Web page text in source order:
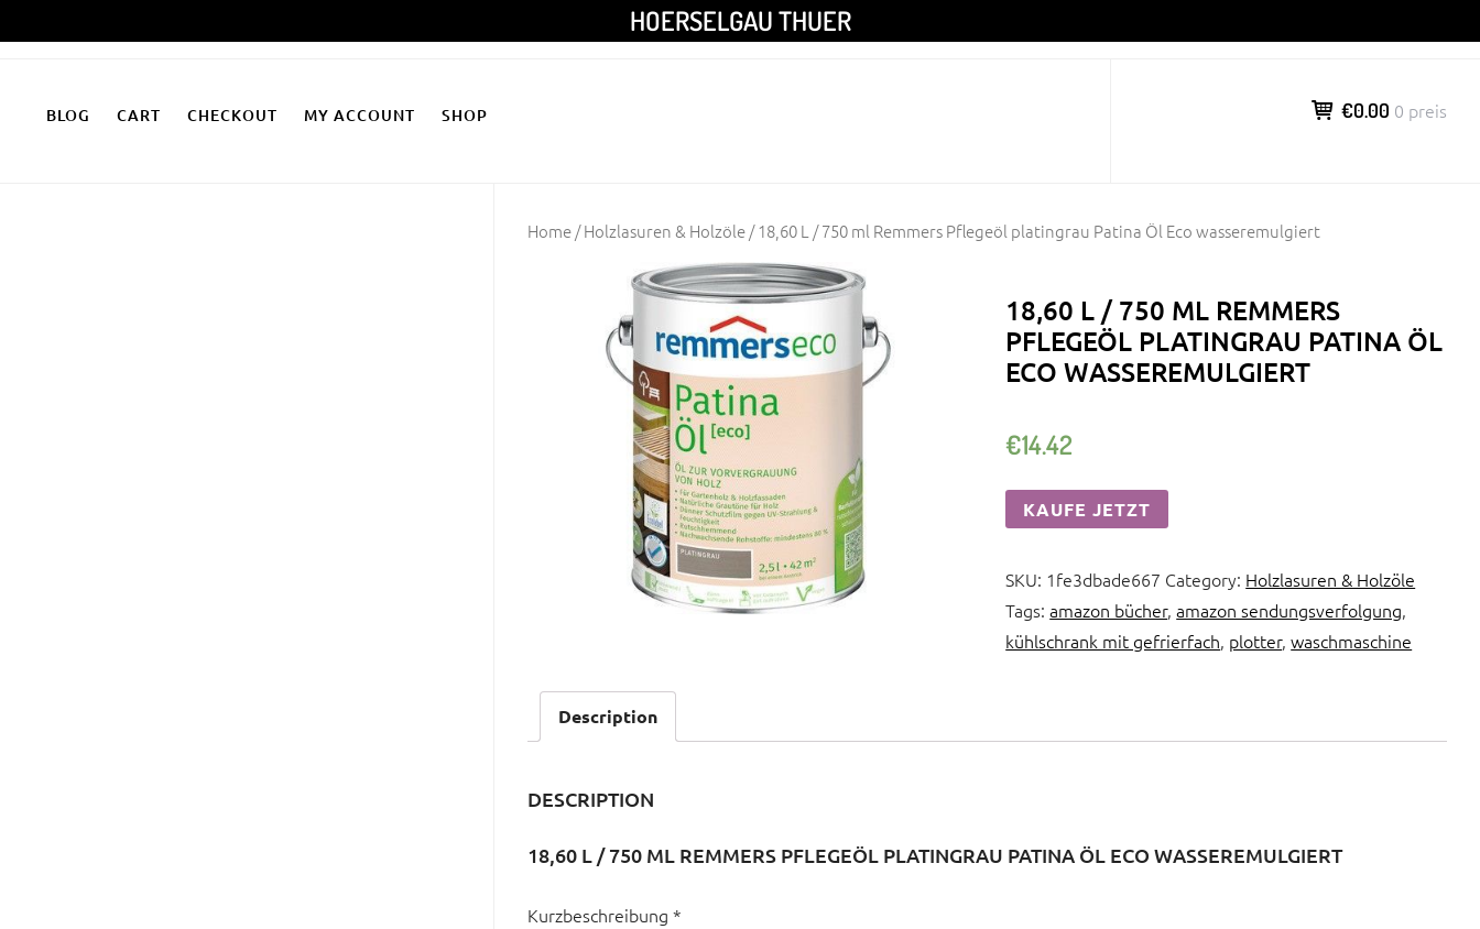
Inhalt
HOERSELGAU THUER
BLOG CART CHECKOUT MY ACCOUNT SHOP €0.00 0 preis
Home/Holzlasuren & Holzöle/ 18,60 L / 750 ml Remmers Pflegeöl platingrau Patina Öl Eco wasseremulgiert
18,60 L / 750 ML REMMERS
PFLEGEÖL PLATINGRAU PATINA ÖL
ECO WASSEREMULGIERT
€14.42
KAUFE JETZT
SKU: 1fe3dbade667 Category: Holzlasuren & Holzöle
Tags:amazon bücher,amazon sendungsverfolgung,
kühlschrank mit gefrierfach, plotter,waschmaschine
Description
DESCRIPTION
18,60 L / 750 ML REMMERS PFLEGEÖL PLATINGRAU PATINA ÖL ECO WASSEREMULGIERT
Kurzbeschreibung *